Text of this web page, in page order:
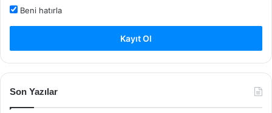
Beni hatırla
Kayıt Ol
Son Yazılar